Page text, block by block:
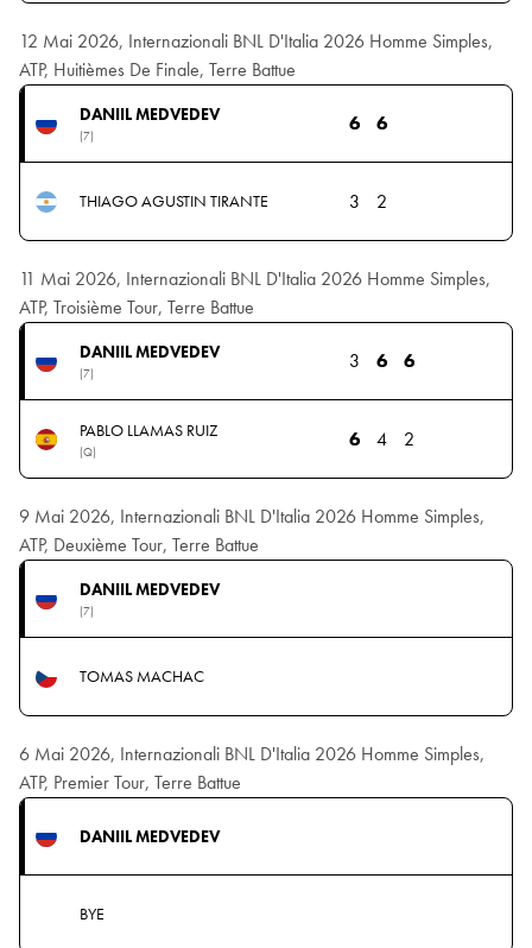
12 Mai 2026, Internazionali BNL D'Italia 2026 Homme Simples,
ATP, Huitièmes De Finale, Terre Battue
DANIIL MEDVEDEV
(7)
6 6
THIAGO AGUSTIN TIRANTE 3 2
11 Mai 2026, Internazionali BNL D'Italia 2026 Homme Simples,
ATP, Troisième Tour, Terre Battue
DANIIL MEDVEDEV
(7)
3 6 6
PABLO LLAMAS RUIZ
(Q)
6 4 2
9 Mai 2026, Internazionali BNL D'Italia 2026 Homme Simples,
ATP, Deuxième Tour, Terre Battue
DANIIL MEDVEDEV
(7)
TOMAS MACHAC
6 Mai 2026, Internazionali BNL D'Italia 2026 Homme Simples,
ATP, Premier Tour, Terre Battue
DANIIL MEDVEDEV
BYE